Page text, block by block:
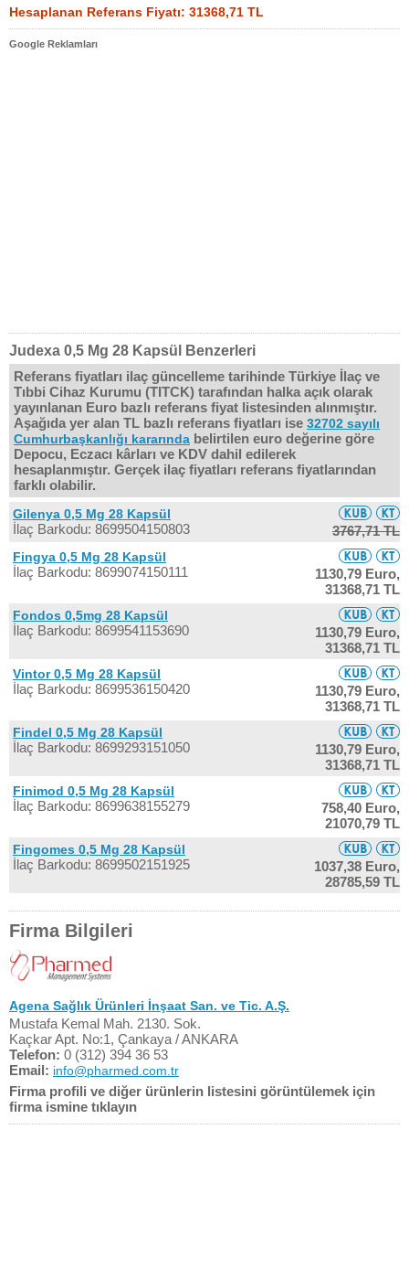
Hesaplanan Referans Fiyatı: 31368,71 TL
Google Reklamları
Judexa 0,5 Mg 28 Kapsül Benzerleri
Referans fiyatları ilaç güncelleme tarihinde Türkiye İlaç ve
Tıbbi Cihaz Kurumu (TITCK) tarafından halka açık olarak
yayınlanan Euro bazlı referans fiyat listesinden alınmıştır.
Aşağıda yer alan TL bazlı referans fiyatları ise 32702 sayılı
Cumhurbaşkanlığı kararında belirtilen euro değerine göre
Depocu, Eczacı kârları ve KDV dahil edilerek
hesaplanmıştır. Gerçek ilaç fiyatları referans fiyatlarından
farklı olabilir.
Gilenya 0,5 Mg 28 Kapsül
İlaç Barkodu: 8699504150803 3767,71 TL
Fingya 0,5 Mg 28 Kapsül
İlaç Barkodu: 8699074150111
1130,79 Euro,
31368,71 TL
Fondos 0,5mg 28 Kapsül
İlaç Barkodu: 8699541153690
1130,79 Euro,
31368,71 TL
Vintor 0,5 Mg 28 Kapsül
İlaç Barkodu: 8699536150420
1130,79 Euro,
31368,71 TL
Findel 0,5 Mg 28 Kapsül
İlaç Barkodu: 8699293151050
1130,79 Euro,
31368,71 TL
Finimod 0,5 Mg 28 Kapsül
İlaç Barkodu: 8699638155279
758,40 Euro,
21070,79 TL
Fingomes 0,5 Mg 28 Kapsül
İlaç Barkodu: 8699502151925
1037,38 Euro,
28785,59 TL
Firma Bilgileri
Agena Sağlık Ürünleri İnşaat San. ve Tic. A.Ş.
Mustafa Kemal Mah. 2130. Sok.
Kaçkar Apt. No:1, Çankaya / ANKARA
Telefon: 0 (312) 394 36 53
Email: info@pharmed.com.tr
Firma profili ve diğer ürünlerin listesini görüntülemek için
firma ismine tıklayın